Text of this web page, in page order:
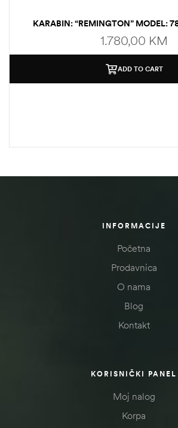
KARABIN: “REMINGTON” MODEL:
1.780,00 KM
ADD TO CART
INFORMACIJE
Početna
Prodavnica
O nama
Blog
Kontakt
KORISNIČKI PANEL
Moj nalog
Korpa